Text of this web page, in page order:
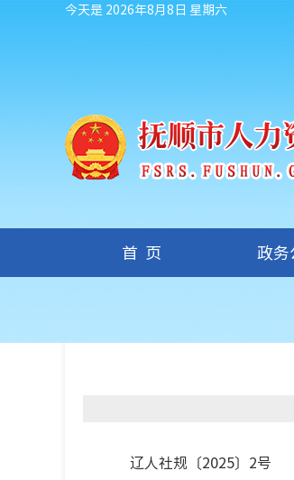
今天是 2026年8月8日 星期六
首页 政
辽人社规〔2025〕2号